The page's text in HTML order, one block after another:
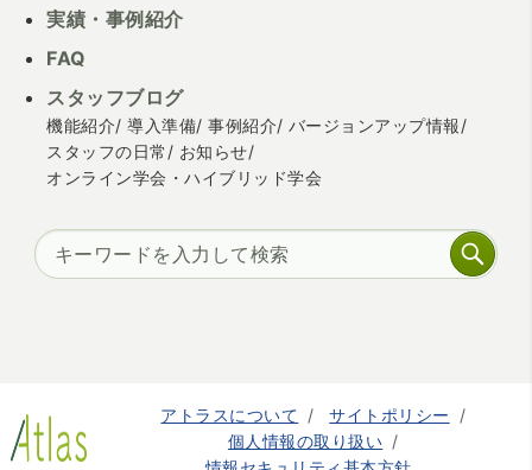
実績・事例紹介
FAQ
スタッフブログ
機能紹介 導入準備 事例紹介
バージョンアップ情報
スタッフの日常
お知らせ
オンライン学会・ハイブリッド学会
アトラスについて
サイトポリシー
個人情報の取り扱い